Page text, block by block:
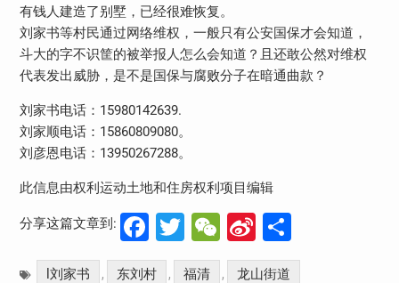
有钱人建造了别墅，已经很难恢复。
刘家书等村民通过网络维权，一般只有公安国保才会知道，
斗大的字不识筐的被举报人怎么会知道？且还敢公然对维权
代表发出威胁，是不是国保与腐败分子在暗通曲款？
刘家书电话：15980142639.
刘家顺电话：15860809080。
刘彦恩电话：13950267288。
此信息由权利运动土地和住房权利项目编辑
分享这篇文章到: Facebook
Twitter
WeChat
Sina
Weibo
分
享
l刘家书 , 东刘村 , 福清 , 龙山街道